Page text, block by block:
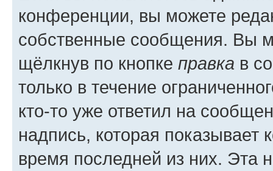
конференции, вы можете
собственные сообщения. Вы
щёлкнув по кнопке правка в
только в течение
кто-то уже ответил на
надпись, которая показывает
время последней из них. Эта